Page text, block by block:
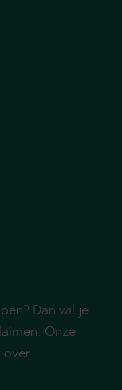
Dan wil je
Onze
over.